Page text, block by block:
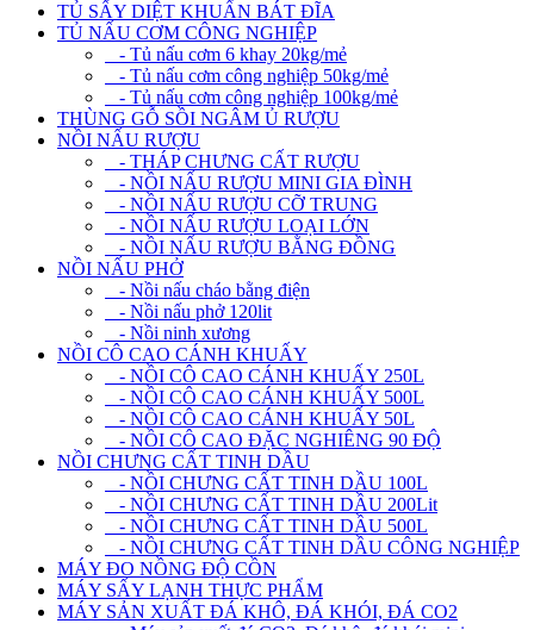
TỦ SẤY DIỆT KHUẨN BÁT ĐĨA
TỦ NẤU CƠM CÔNG NGHIỆP
- Tủ nấu cơm 6 khay 20kg/mẻ
- Tủ nấu cơm công nghiệp 50kg/mẻ
- Tủ nấu cơm công nghiệp 100kg/mẻ
THÙNG GỖ SỒI NGÂM Ủ RƯỢU
NỒI NẤU RƯỢU
- THÁP CHƯNG CẤT RƯỢU
- NỒI NẤU RƯỢU MINI GIA ĐÌNH
- NỒI NẤU RƯỢU CỠ TRUNG
- NỒI NẤU RƯỢU LOẠI LỚN
- NỒI NẤU RƯỢU BẰNG ĐỒNG
NỒI NẤU PHỞ
- Nồi nấu cháo bằng điện
- Nồi nấu phở 120lit
- Nồi ninh xương
NỒI CÔ CAO CÁNH KHUẤY
- NỒI CÔ CAO CÁNH KHUẤY 250L
- NỒI CÔ CAO CÁNH KHUẤY 500L
- NỒI CÔ CAO CÁNH KHUẤY 50L
- NỒI CÔ CAO ĐẶC NGHIÊNG 90 ĐỘ
NỒI CHƯNG CẤT TINH DẦU
- NỒI CHƯNG CẤT TINH DẦU 100L
- NỒI CHƯNG CẤT TINH DẦU 200Lit
- NỒI CHƯNG CẤT TINH DẦU 500L
- NỒI CHƯNG CẤT TINH DẦU CÔNG NGHIỆP
MÁY ĐO NỒNG ĐỘ CỒN
MÁY SẤY LẠNH THỰC PHẨM
MÁY SẢN XUẤT ĐÁ KHÔ, ĐÁ KHÓI, ĐÁ CO2